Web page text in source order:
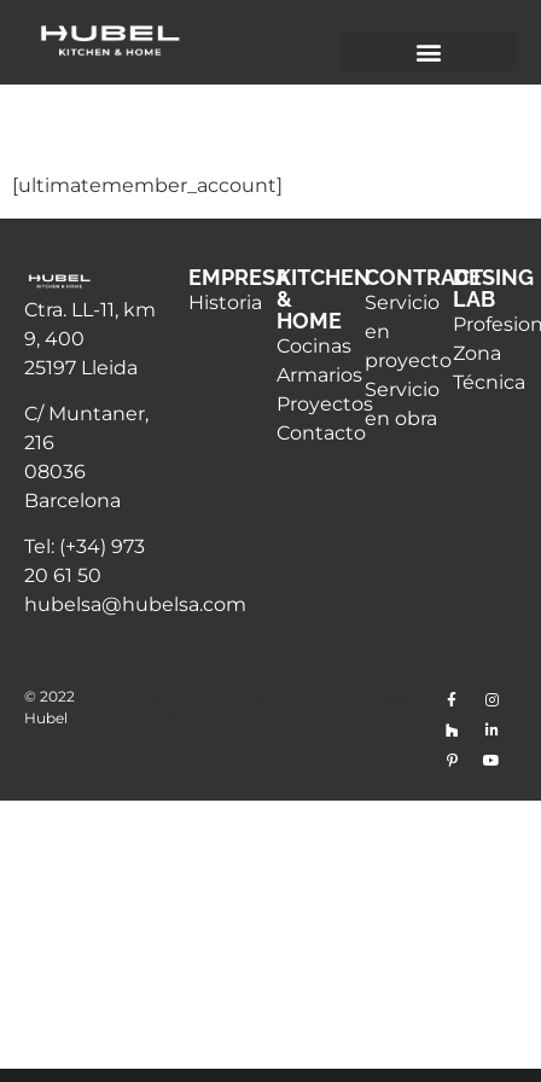
[ultimatemember_account]
Ctra. LL-11, km
9, 400
25197 Lleida
C/ Muntaner,
216
08036
Barcelona
Tel: (+34) 973
20 61 50
hubelsa@hubelsa.com
EMPRESA
Historia
KITCHEN
&
HOME
Cocinas
Armarios
Proyectos
Contacto
CONTRACT
Servicio
en
proyecto
Servicio
en obra
DESING
LAB
Zona
Técnica
© 2022
Hubel